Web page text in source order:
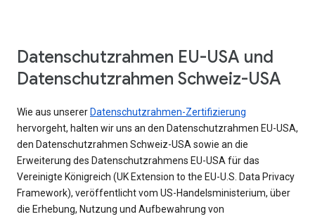
Datenschutzrahmen EU-USA und
Datenschutzrahmen Schweiz-USA
Wie aus unserer Datenschutzrahmen-Zertifizierung
hervorgeht, halten wir uns an den Datenschutzrahmen EU-USA,
den Datenschutzrahmen Schweiz-USA sowie an die
Erweiterung des Datenschutzrahmens EU-USA für das
Vereinigte Königreich (UK Extension to the EU-U.S. Data Privacy
Framework), veröffentlicht vom US-Handelsministerium, über
die Erhebung, Nutzung und Aufbewahrung von